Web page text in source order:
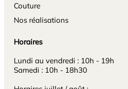
Couture
Nos réalisations
Horaires
Lundi au vendredi : 10h - 19h
Samedi : 10h - 18h30